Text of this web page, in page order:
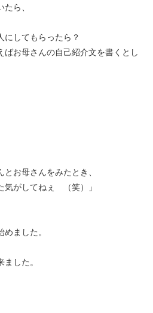
ら、
にしてもらったら？
お母さんの自己紹介文を書くとし
お母さんをみたとき、
気がしてねぇ （笑）」
ました。
した。